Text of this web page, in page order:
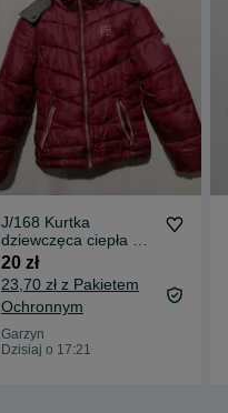
J/168 Kurtka
dziewczęca ciepła Eat
Ants r. 140
20 zł
23,70 zł z Pakietem
Ochronnym
Garzyn
Dzisiaj o 17:21